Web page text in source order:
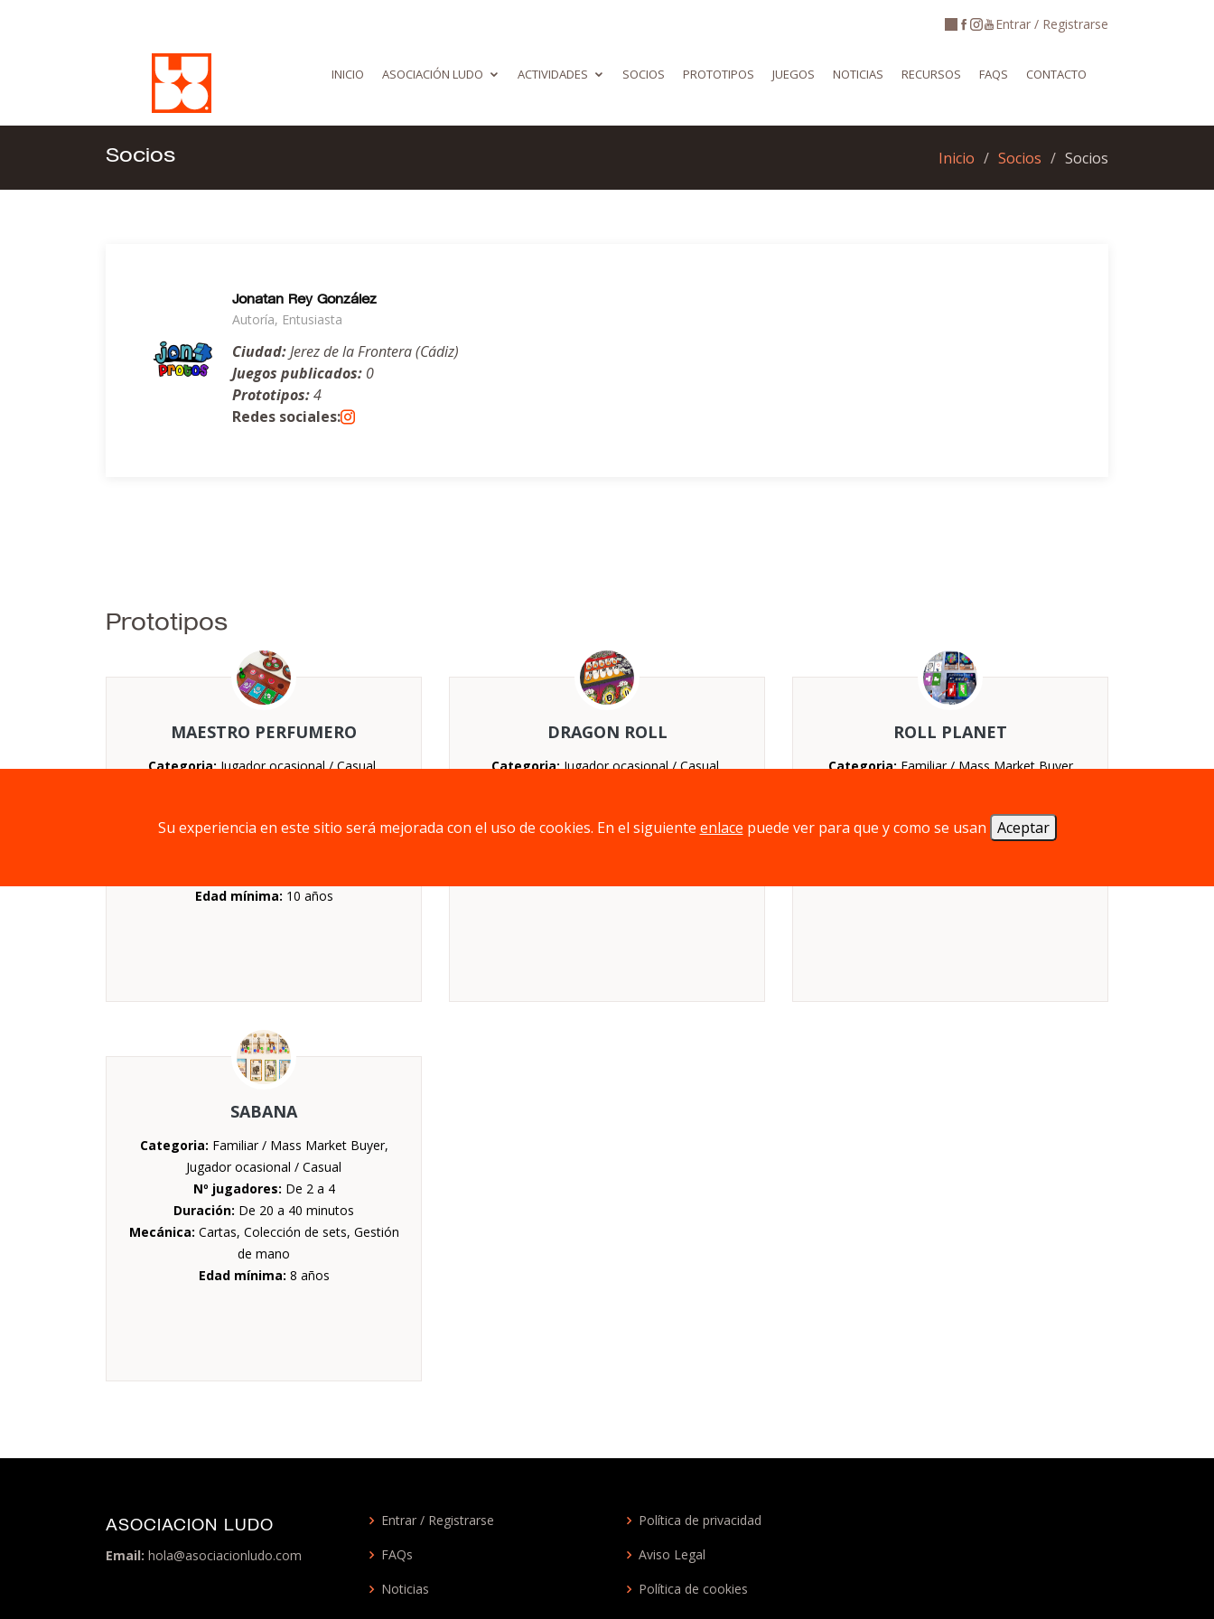
Entrar / Registrarse
INICIO ASOCIACIÓN LUDO ACTIVIDADES SOCIOS PROTOTIPOS JUEGOS NOTICIAS RECURSOS FAQS CONTACTO
Socios Inicio Socios Socios
Jonatan Rey González
Autoría, Entusiasta
Ciudad:Jerez de la Frontera (Cádiz)
Juegos publicados: 0
Prototipos:4
Redes sociales:
Prototipos
MAESTRO PERFUMERO
Categoria:Jugador ocasional / Casual,
Duración:De 20 a 30 minutos
Edad mínima: 10 años
DRAGON ROLL
Categoria:Jugador ocasional / Casual,
Duración:De 10 a 15 minutos
ROLL PLANET
Categoria:Familiar / Mass Market Buyer
Mecánica:Roll & write
SABANA
Categoria: Familiar / Mass Market Buyer,
Jugador ocasional / Casual
Nº jugadores: De 2 a 4
Duración: De 20 a 40 minutos
Mecánica: Cartas, Colección de sets, Gestión
de mano
Edad mínima: 8 años
ASOCIACION LUDO
Email: hola@asociacionludo.com
Entrar / Registrarse
FAQs
Noticias
Política de privacidad
Aviso Legal
Política de cookies
Su experiencia en este sitio será mejorada con el uso de cookies. En el siguiente enlace puede ver para que y como se usan Aceptar